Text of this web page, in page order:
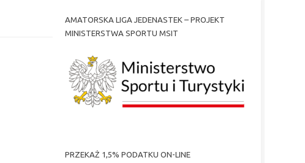
AMATORSKA LIGA JEDENASTEK – PROJEKT
MINISTERSTWA SPORTU MSIT
PRZEKAŻ 1,5% PODATKU ON-LINE